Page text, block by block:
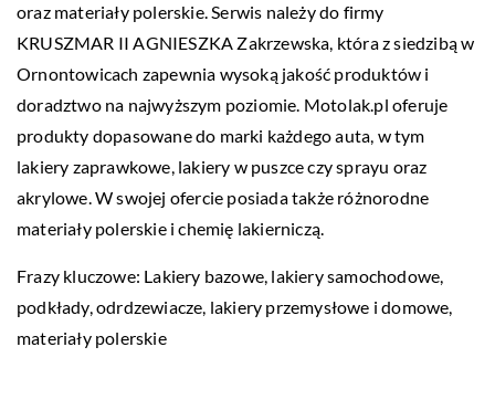
oraz materiały polerskie. Serwis należy do firmy
KRUSZMAR II AGNIESZKA Zakrzewska, która z siedzibą w
Ornontowicach zapewnia wysoką jakość produktów i
doradztwo na najwyższym poziomie. Motolak.pl oferuje
produkty dopasowane do marki każdego auta, w tym
lakiery zaprawkowe, lakiery w puszce czy sprayu oraz
akrylowe. W swojej ofercie posiada także różnorodne
materiały polerskie i chemię lakierniczą.
Frazy kluczowe: Lakiery bazowe, lakiery samochodowe,
podkłady, odrdzewiacze, lakiery przemysłowe i domowe,
materiały polerskie